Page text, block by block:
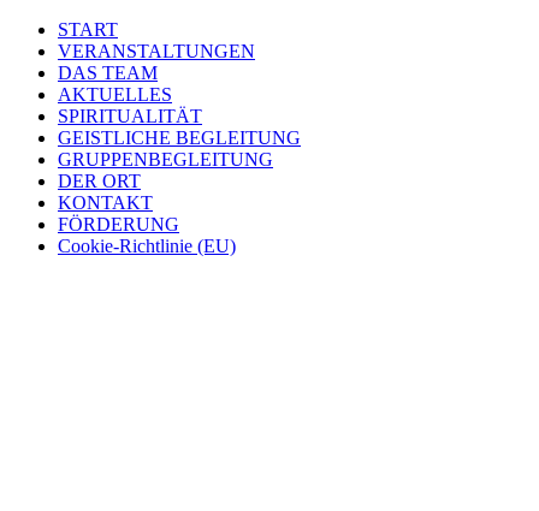
START
VERANSTALTUNGEN
DAS TEAM
AKTUELLES
SPIRITUALITÄT
GEISTLICHE BEGLEITUNG
GRUPPENBEGLEITUNG
DER ORT
KONTAKT
FÖRDERUNG
Cookie-Richtlinie (EU)